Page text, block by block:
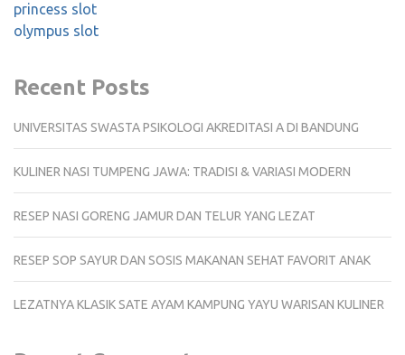
princess slot
olympus slot
Recent Posts
UNIVERSITAS SWASTA PSIKOLOGI AKREDITASI A DI BANDUNG
KULINER NASI TUMPENG JAWA: TRADISI & VARIASI MODERN
RESEP NASI GORENG JAMUR DAN TELUR YANG LEZAT
RESEP SOP SAYUR DAN SOSIS MAKANAN SEHAT FAVORIT ANAK
LEZATNYA KLASIK SATE AYAM KAMPUNG YAYU WARISAN KULINER